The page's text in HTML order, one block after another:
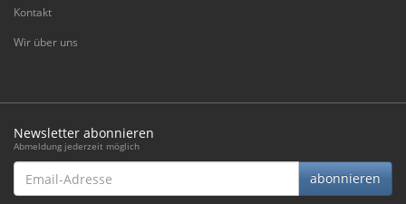
Kontakt
Wir über uns
Newsletter abonnieren
Abmeldung jederzeit möglich
Email-
Adresse
abonnieren